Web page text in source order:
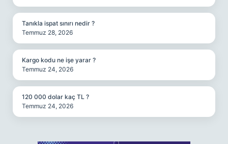
Tanıkla ispat sınırı nedir ?
Temmuz 28, 2026
Kargo kodu ne işe yarar ?
Temmuz 24, 2026
120 000 dolar kaç TL ?
Temmuz 24, 2026